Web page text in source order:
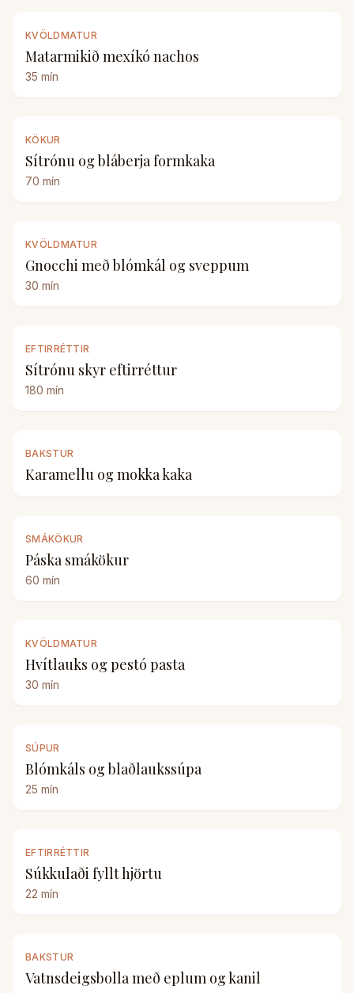
KVÖLDMATUR
Matarmikið mexíkó nachos
35 mín
KÖKUR
Sítrónu og bláberja formkaka
70 mín
KVÖLDMATUR
Gnocchi með blómkál og sveppum
30 mín
EFTIRRÉTTIR
Sítrónu skyr eftirréttur
180 mín
BAKSTUR
Karamellu og mokka kaka
SMÁKÖKUR
Páska smákökur
60 mín
KVÖLDMATUR
Hvítlauks og pestó pasta
30 mín
SÚPUR
Blómkáls og blaðlaukssúpa
25 mín
EFTIRRÉTTIR
Súkkulaði fyllt hjörtu
22 mín
BAKSTUR
Vatnsdeigsbolla með eplum og kanil